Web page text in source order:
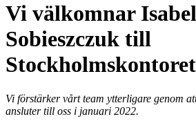
Vi välkomnar
Sobieszczuk till
Stockholmskontoret
Vi förstärker vårt team ytterligare genom
ansluter till oss i januari 2022.